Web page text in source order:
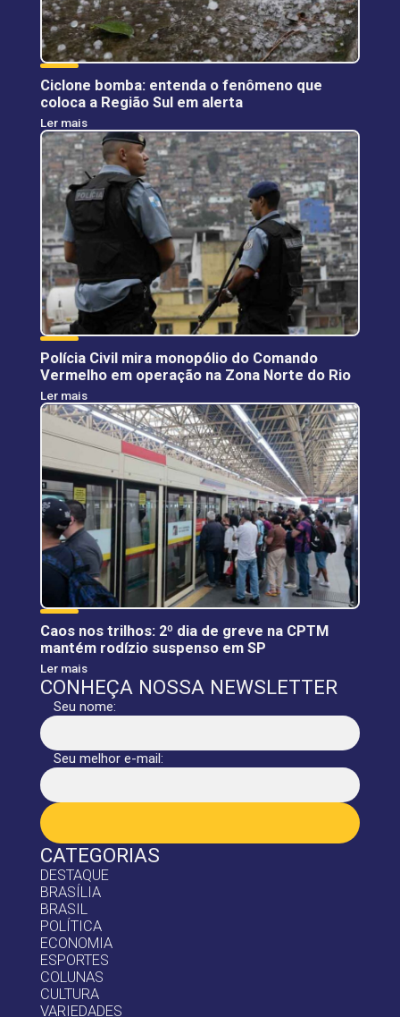
CATEGORIAS
DESTAQUE
BRASÍLIA
BRASIL
POLÍTICA
ECONOMIA
ESPORTES
COLUNAS
CULTURA
VARIEDADES
Ciclone bomba: entenda o fenômeno que
coloca a Região Sul em alerta
Ler mais
Polícia Civil mira monopólio do Comando
Vermelho em operação na Zona Norte do Rio
Ler mais
Caos nos trilhos: 2º dia de greve na CPTM
mantém rodízio suspenso em SP
Ler mais
CONHEÇA NOSSA NEWSLETTER
Seu nome:
Seu melhor e-mail: